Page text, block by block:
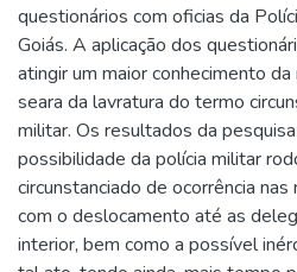
questionários com oficias da
Goiás. A aplicação dos
atingir um maior conhecimento
seara da lavratura do termo
militar. Os resultados da
possibilidade da polícia militar
circunstanciado de ocorrência
com o deslocamento até as
interior, bem como a possível